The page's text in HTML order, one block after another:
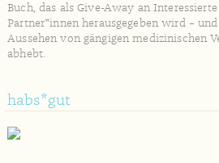
Buch, das als Give-Away an
Partner*innen herausgegeben wird –
Aussehen von gängigen medizinischen
abhebt.
habs*gut